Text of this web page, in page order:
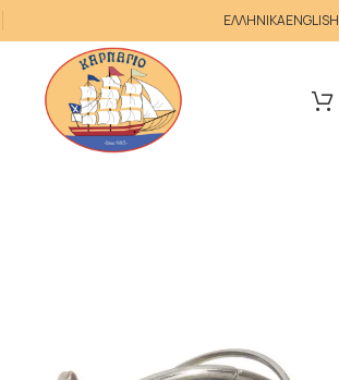
ΕΛΛΗΝΙΚΑENGLISH